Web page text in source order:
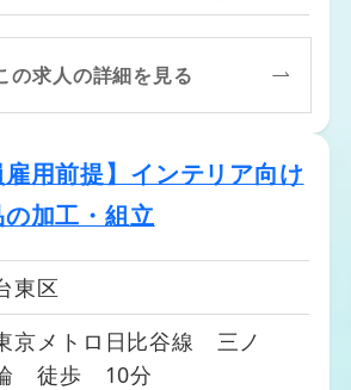
の求人の詳細を見る
雇用前提】インテリア向け
加工・組立
東区
京メトロ日比谷線 三ノ
徒歩 10分